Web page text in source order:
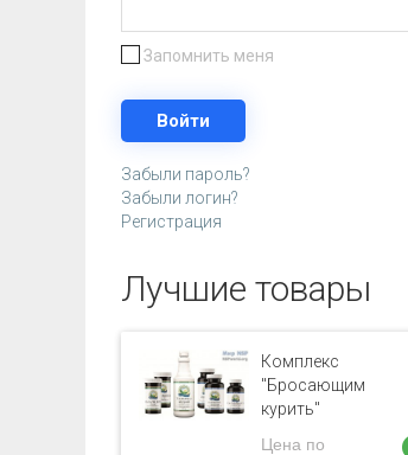
Запомнить меня
Забыли пароль?
Забыли логин?
Регистрация
Лучшие товары
Комплекс
"Бросающим
курить"
Цена по